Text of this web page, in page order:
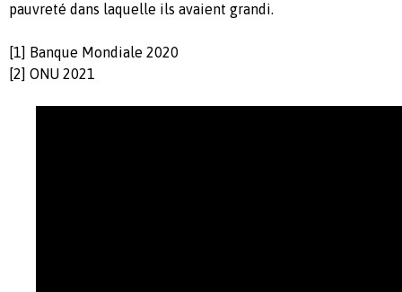
pauvreté dans laquelle ils avaient grandi.
[1] Banque Mondiale 2020
[2] ONU 2021